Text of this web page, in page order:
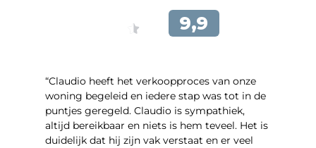
“Claudio heeft het verkoopproces van onze
woning begeleid en iedere stap was tot in de
puntjes geregeld. Claudio is sympathiek,
altijd bereikbaar en niets is hem teveel. Het is
duidelijk dat hij zijn vak verstaat en er veel